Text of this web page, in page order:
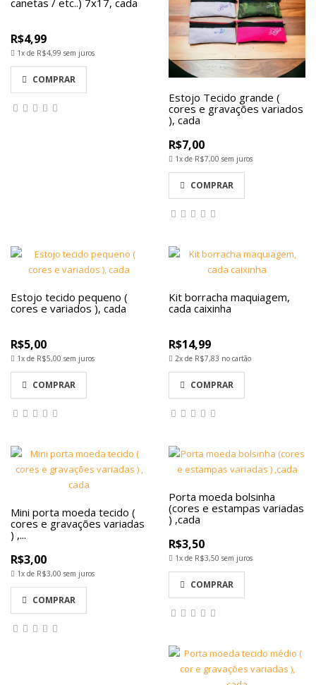
R$4,99
1x de R$4,99 sem juros
COMPRAR
Estojo Tecido grande (
cores e gravações variados
), cada
R$7,00
1x de R$7,00 sem juros
COMPRAR
Estojo tecido pequeno (
cores e variados ), cada
R$5,00
1x de R$5,00 sem juros
COMPRAR
Kit borracha maquiagem,
cada caixinha
R$14,99
2x de R$7,83 no cartão
COMPRAR
Mini porta moeda tecido (
cores e gravações variadas
) ,...
R$3,00
1x de R$3,00 sem juros
COMPRAR
Porta moeda bolsinha
(cores e estampas variadas
) ,cada
R$3,50
1x de R$3,50 sem juros
COMPRAR